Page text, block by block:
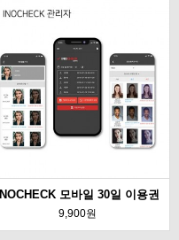
INOCHECK 모바일 30일 이용권
9,900원